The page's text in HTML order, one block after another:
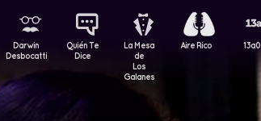
Darwin
Desbocatti
Quién Te
Dice
La Mesa
de
Los
Galanes
Aire Rico 13a0